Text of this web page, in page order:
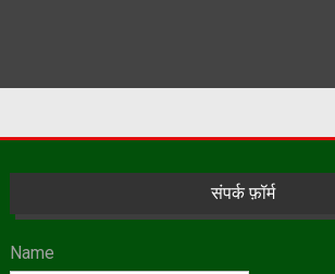
संपर्क फ़ॉर्म
Name